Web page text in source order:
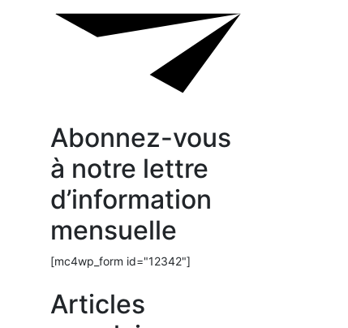
Abonnez-vous
à notre lettre
d’information
mensuelle
[mc4wp_form id="12342"]
Articles